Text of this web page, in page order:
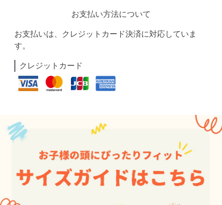
お支払い方法について
お支払いは、クレジットカード決済に対応していま
す。
クレジットカード